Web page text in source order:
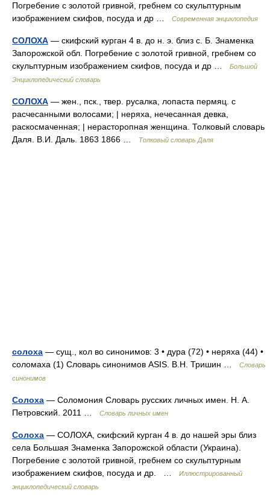
Погребение с золотой гривной, гребнем со скульптурным
изображением скифов, посуда и др …
Современная энциклопедия
СОЛОХА — скифский курган 4 в. до н. э. близ с. Б. Знаменка
Запорожской обл. Погребение с золотой гривной, гребнем со
скульптурным изображением скифов, посуда и др …
Большой
Энциклопедический словарь
СОЛОХА — жен., пск., твер. русалка, лопаста пермяц. с
расчесанными волосами; | неряха, нечесанная девка,
раскосмаченная; | нерасторопная женщина. Толковый словарь
Даля. В.И. Даль. 1863 1866 …
Толковый словарь Даля
солоха — сущ., кол во синонимов: 3 • дура (72) • неряха (44) •
соломаха (1) Словарь синонимов ASIS. В.Н. Тришин …
Словарь
синонимов
Солоха — Соломония Словарь русских личных имен. Н. А.
Петровский. 2011 …
Словарь личных имен
Солоха — СОЛОХА, скифский курган 4 в. до нашей эры близ
села Большая Знаменка Запорожской области (Украина).
Погребение с золотой гривной, гребнем со скульптурным
изображением скифов, посуда и др. …
Иллюстрированный
энциклопедический словарь